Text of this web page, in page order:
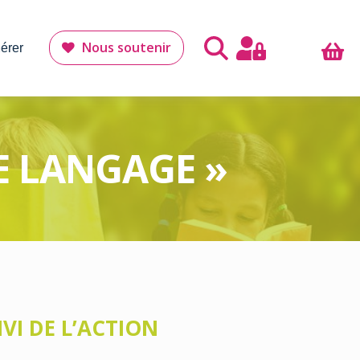
Nous soutenir
LANGAGE »
DE L’ACTION